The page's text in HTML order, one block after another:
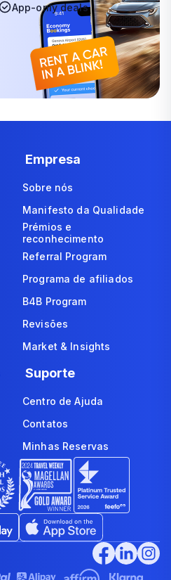
App-only deals
Empresa
Sobre nós
Manifesto da Qualidade
Prémios e
reconhecimento
Referral Program
Programa de afiliados
B4B Program
Revisões
Market & Insights
Suporte
Centro de Ajuda
Contatos
Minhas Reservas